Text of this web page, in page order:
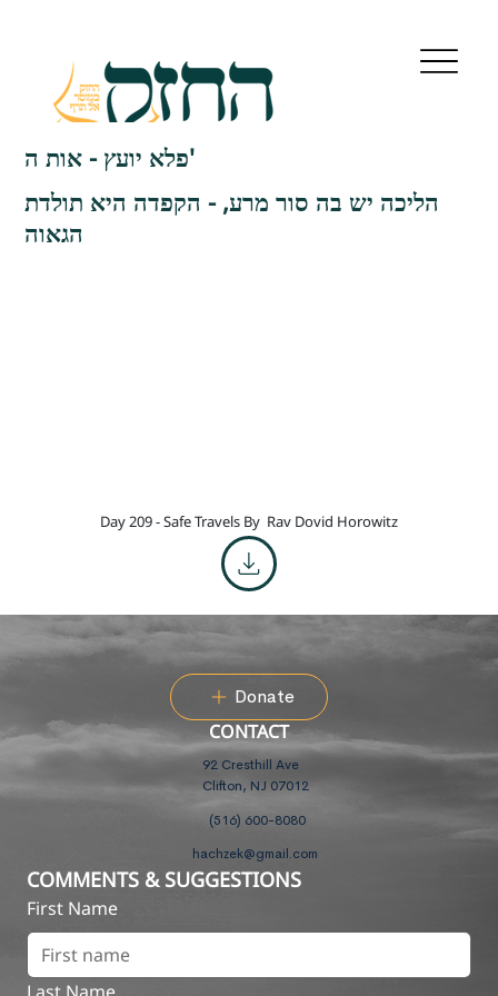
פלא יועץ - אות ה'
הליכה יש בה סור מרע, - הקפדה היא תולדת
הגאוה
Day 209 - Safe Travels By Rav Dovid Horowitz
Donate
CONTACT
92 Cresthill Ave
Clifton, NJ 07012
(516) 600-8080
hachzek@gmail.com
COMMENTS & SUGGESTIONS
First Name